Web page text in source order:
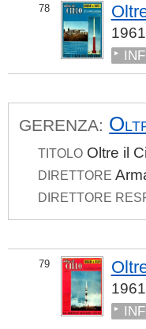
78
GERENZA:
TITOLO Oltre il
DIRETTORE
DIRETTORE
79